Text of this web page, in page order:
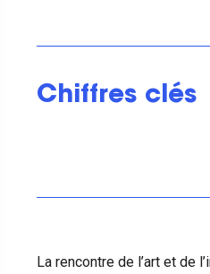
Chiffres clés
La rencontre de l’art et de